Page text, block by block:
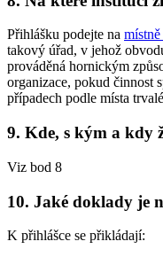
Přihlášku podejte na
takový úřad, v jehož
prováděná hornickým
organizace, pokud činnost
případech podle místa
9. Kde, s kým a kdy
Viz bod 8
10. Jaké doklady je
K přihlášce se přikládají: